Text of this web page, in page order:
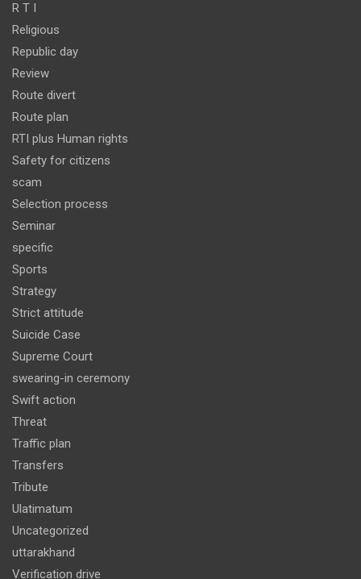
R T I
Religious
Republic day
Review
Route divert
Route plan
RTI plus Human rights
Safety for citizens
scam
Selection process
Seminar
specific
Sports
Strategy
Strict attitude
Suicide Case
Supreme Court
swearing-in ceremony
Swift action
Threat
Traffic plan
Transfers
Tribute
Ulatimatum
Uncategorized
uttarakhand
Verification drive